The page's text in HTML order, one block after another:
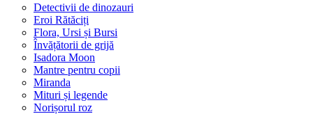
Detectivii de dinozauri
Eroi Rătăciți
Flora, Ursi și Bursi
Învățătorii de grijă
Isadora Moon
Mantre pentru copii
Miranda
Mituri și legende
Norișorul roz